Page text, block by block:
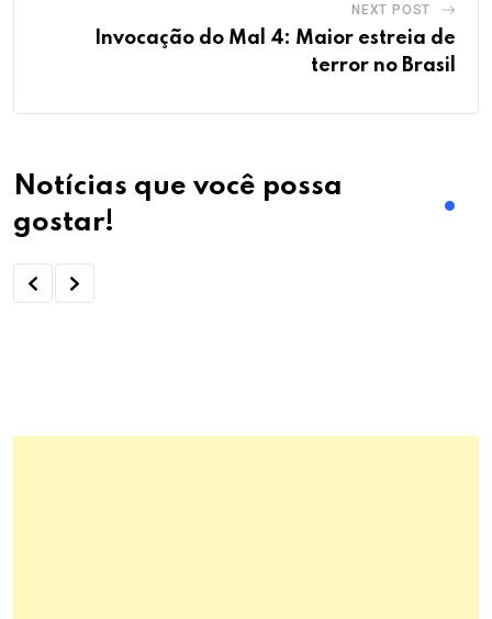
NEXT POST
Invocação do Mal 4: Maior estreia de
terror no Brasil
Notícias que você possa
gostar!